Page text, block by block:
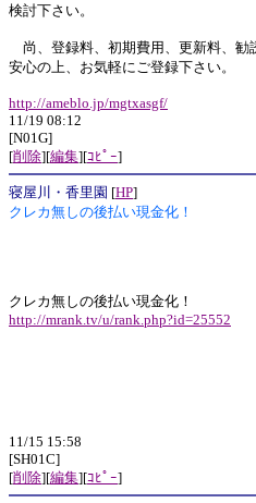
検討下さい。
尚、登録料、初期費用、更新料、勧
安心の上、お気軽にご登録下さい。
http://ameblo.jp/mgtxasgf/
11/19 08:12
[N01G]
[削除][編集][ｺﾋﾟｰ]
寝屋川・香里園 [HP]
クレカ無しの後払い現金化！
クレカ無しの後払い現金化！
http://mrank.tv/u/rank.php?id=25552
11/15 15:58
[SH01C]
[削除][編集][ｺﾋﾟｰ]